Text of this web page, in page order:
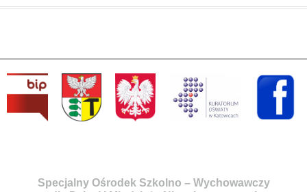
Specjalny Ośrodek Szkolno – Wychowawczy